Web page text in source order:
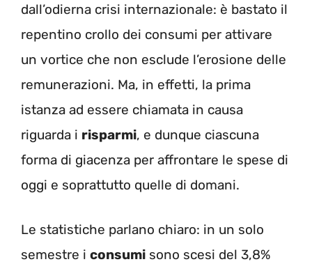
dall’odierna crisi internazionale: è bastato il
repentino crollo dei consumi per attivare
un vortice che non esclude l’erosione delle
remunerazioni. Ma, in effetti, la prima
istanza ad essere chiamata in causa
riguarda i risparmi, e dunque ciascuna
forma di giacenza per affrontare le spese di
oggi e soprattutto quelle di domani.
Le statistiche parlano chiaro: in un solo
semestre i consumi sono scesi del 3,8%